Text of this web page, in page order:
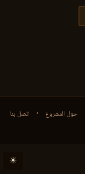
حول المشروع • اتصل بنا
☀